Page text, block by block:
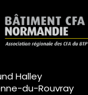
Halley
du-Rouvray